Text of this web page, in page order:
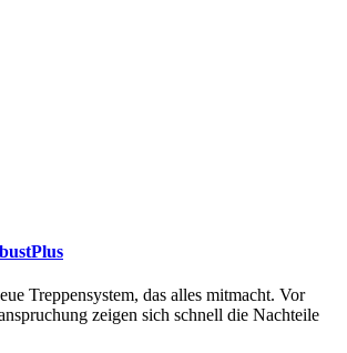
Treppensystem, das alles mitmacht. Vor
zeigen sich schnell die Nachteile